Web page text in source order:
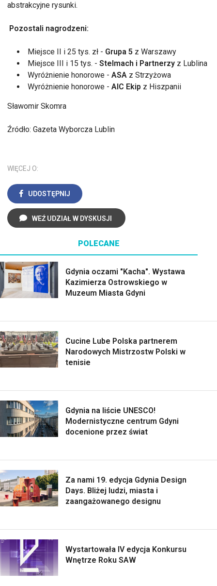
abstrakcyjne rysunki.
Pozostali nagrodzeni:
Miejsce II i 25 tys. zł - Grupa 5 z Warszawy
Miejsce III i 15 tys. - Stelmach i Partnerzy z Lublina
Wyróżnienie honorowe - ASA z Strzyżowa
Wyróżnienie honorowe - AIC Ekip z Hiszpanii
Sławomir Skomra
Źródło: Gazeta Wyborcza Lublin
WIĘCEJ O:
UDOSTĘPNIJ
WEŹ UDZIAŁ W DYSKUSJI
POLECANE
Gdynia oczami "Kacha". Wystawa
Kazimierza Ostrowskiego w
Muzeum Miasta Gdyni
Cucine Lube Polska partnerem
Narodowych Mistrzostw Polski w
tenisie
Gdynia na liście UNESCO!
Modernistyczne centrum Gdyni
docenione przez świat
Za nami 19. edycja Gdynia Design
Days. Bliżej ludzi, miasta i
zaangażowanego designu
Wystartowała IV edycja Konkursu
Wnętrze Roku SAW